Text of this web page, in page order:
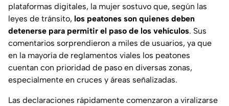
plataformas digitales, la mujer sostuvo que, según las
leyes de tránsito, los peatones son quienes deben
detenerse para permitir el paso de los vehículos. Sus
comentarios sorprendieron a miles de usuarios, ya que
en la mayoría de reglamentos viales los peatones
cuentan con prioridad de paso en diversas zonas,
especialmente en cruces y áreas señalizadas.
Las declaraciones rápidamente comenzaron a viralizarse